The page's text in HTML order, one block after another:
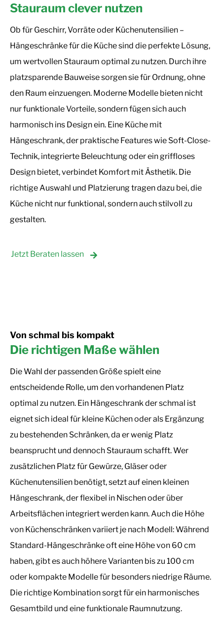
Stauraum clever nutzen
Ob für Geschirr, Vorräte oder Küchenutensilien –
Hängeschränke für die Küche sind die perfekte Lösung,
um wertvollen Stauraum optimal zu nutzen. Durch ihre
platzsparende Bauweise sorgen sie für Ordnung, ohne
den Raum einzuengen. Moderne Modelle bieten nicht
nur funktionale Vorteile, sondern fügen sich auch
harmonisch ins Design ein. Eine Küche mit
Hängeschrank, der praktische Features wie Soft-Close-
Technik, integrierte Beleuchtung oder ein griffloses
Design bietet, verbindet Komfort mit Ästhetik. Die
richtige Auswahl und Platzierung tragen dazu bei, die
Küche nicht nur funktional, sondern auch stilvoll zu
gestalten.
Jetzt Beraten lassen
Von schmal bis kompakt
Die richtigen Maße wählen
Die Wahl der passenden Größe spielt eine
entscheidende Rolle, um den vorhandenen Platz
optimal zu nutzen. Ein Hängeschrank der schmal ist
eignet sich ideal für kleine Küchen oder als Ergänzung
zu bestehenden Schränken, da er wenig Platz
beansprucht und dennoch Stauraum schafft. Wer
zusätzlichen Platz für Gewürze, Gläser oder
Küchenutensilien benötigt, setzt auf einen kleinen
Hängeschrank, der flexibel in Nischen oder über
Arbeitsflächen integriert werden kann. Auch die Höhe
von Küchenschränken variiert je nach Modell: Während
Standard-Hängeschränke oft eine Höhe von 60 cm
haben, gibt es auch höhere Varianten bis zu 100 cm
oder kompakte Modelle für besonders niedrige Räume.
Die richtige Kombination sorgt für ein harmonisches
Gesamtbild und eine funktionale Raumnutzung.